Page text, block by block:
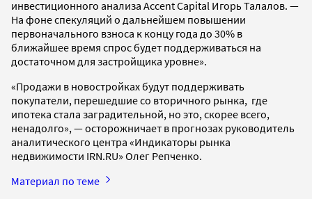
инвестиционного анализа Accent Capital Игорь Талалов. —
На фоне спекуляций о дальнейшем повышении
первоначального взноса к концу года до 30% в
ближайшее время спрос будет поддерживаться на
достаточном для застройщика уровне».
«Продажи в новостройках будут поддерживать
покупатели, перешедшие со вторичного рынка, где
ипотека стала заградительной, но это, скорее всего,
ненадолго», — осторожничает в прогнозах руководитель
аналитического центра «Индикаторы рынка
недвижимости IRN.RU» Олег Репченко.
Материал по теме